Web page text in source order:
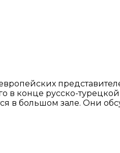
в конце русско-
в большом зале. Они